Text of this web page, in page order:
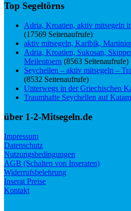
Top Segeltörns
Adria, Kroatien, aktiv mitsegeln
(17569 Seitenaufrufe)
aktiv mitsegeln, Karibik,
Adria, Kroatien, Sukosan,
Meilentoern (8563 Seitenaufrufe)
Seychellen – aktiv mitsegeln –
(8532 Seitenaufrufe)
Unterwegs in der Griechischen
Traumhafte Seychellen auf
über 1-2-Mitsegeln.de
Impressum
Datenschutz
Nutzungsbedingungen
AGB (Schalten von Inseraten)
Widerrufsbelehrung
Inserat Preise
Kontakt